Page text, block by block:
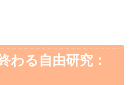
わる自由研究：